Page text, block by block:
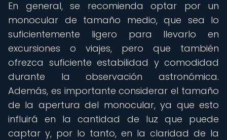
En general, se recomienda optar por un
monocular de tamaño medio, que sea lo
suficientemente ligero para llevarlo en
excursiones o viajes, pero que también
ofrezca suficiente estabilidad y comodidad
durante la observación astronómica.
Además, es importante considerar el tamaño
de la apertura del monocular, ya que esto
influirá en la cantidad de luz que puede
captar y, por lo tanto, en la claridad de la